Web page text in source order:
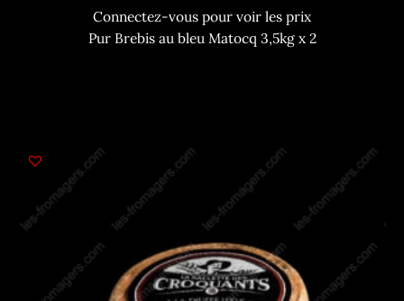
Connectez-vous pour voir les prix
Pur Brebis au bleu Matocq 3,5kg x 2